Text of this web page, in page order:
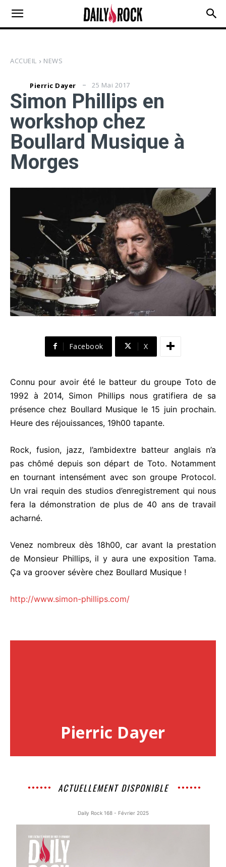
ACCUEIL NEWS
Pierric Dayer 25 Mai 2017
Simon Phillips en
workshop chez
Boullard Musique à
Morges
Facebook X
Connu pour avoir été le batteur du groupe Toto de
1992 à 2014, Simon Phillips nous gratifiera de sa
présence chez Boullard Musique le 15 juin prochain.
Heure des réjouissances, 19h00 tapante.
Rock, fusion, jazz, l’ambidextre batteur anglais n’a
pas chômé depuis son départ de Toto. Notamment
en tournant intensément avec son groupe Protocol.
Un vrai requin des studios d’enregistrement qui nous
fera la démonstration de plus de 40 ans de travail
acharné.
Venez nombreux dès 18h00, car avant la prestation
de Monsieur Phillips, il y aura une exposition Tama.
Ça va groover sévère chez Boullard Musique !
http://www.simon-phillips.com/
Pierric Dayer
ACTUELLEMENT DISPONIBLE
Daily Rock 168 - Février 2025